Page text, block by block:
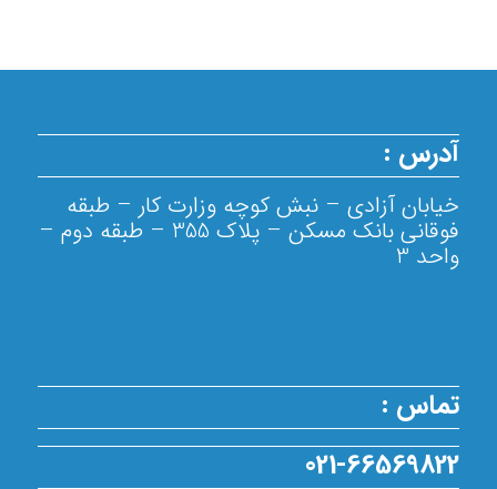
آدرس :
خیابان آزادی – نبش کوچه وزارت کار – طبقه
فوقانی بانک مسکن – پلاک 355 – طبقه دوم –
واحد 3
تماس :
021-66569822